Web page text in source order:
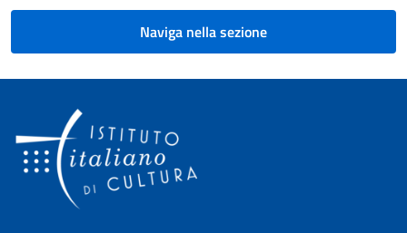
Naviga nella sezione